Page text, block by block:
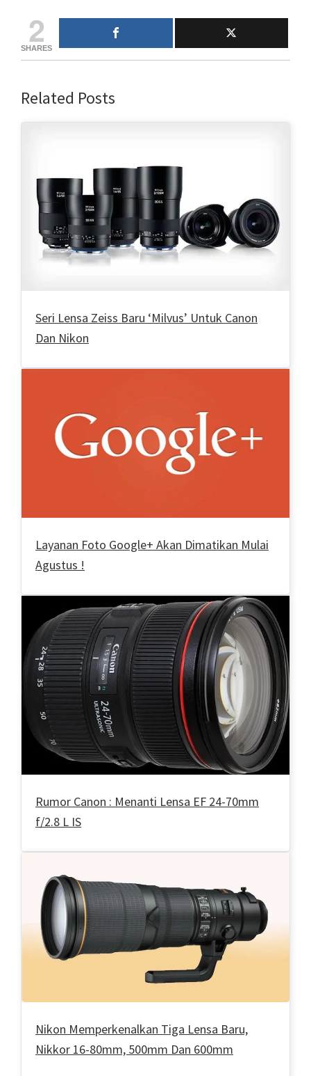
2
SHARES
Related Posts
Seri Lensa Zeiss Baru ‘Milvus’ Untuk Canon
Dan Nikon
Layanan Foto Google+ Akan Dimatikan Mulai
Agustus !
Rumor Canon : Menanti Lensa EF 24-70mm
f/2.8 L IS
Nikon Memperkenalkan Tiga Lensa Baru,
Nikkor 16-80mm, 500mm Dan 600mm